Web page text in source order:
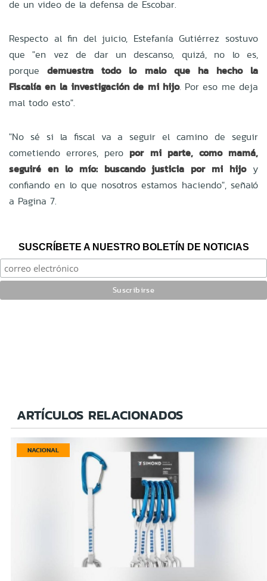
de un video de la defensa de Escobar.
Respecto al fin del juicio, Estefanía Gutiérrez sostuvo
que "en vez de dar un descanso, quizá, no lo es,
porquedemuestra todo lo malo que ha hecho la
Fiscalía en la investigación de mi hijo. Por eso me deja
mal todo esto".
"No sé si la fiscal va a seguir el camino de seguir
cometiendo errores, pero por mi parte, como mamá,
seguiré en lo mío: buscando justicia por mi hijoy
confiando en lo que nosotros estamos haciendo", señaló
a Pagina 7.
SUSCRÍBETE A NUESTRO BOLETÍN DE NOTICIAS
ARTÍCULOS RELACIONADOS
NACIONAL